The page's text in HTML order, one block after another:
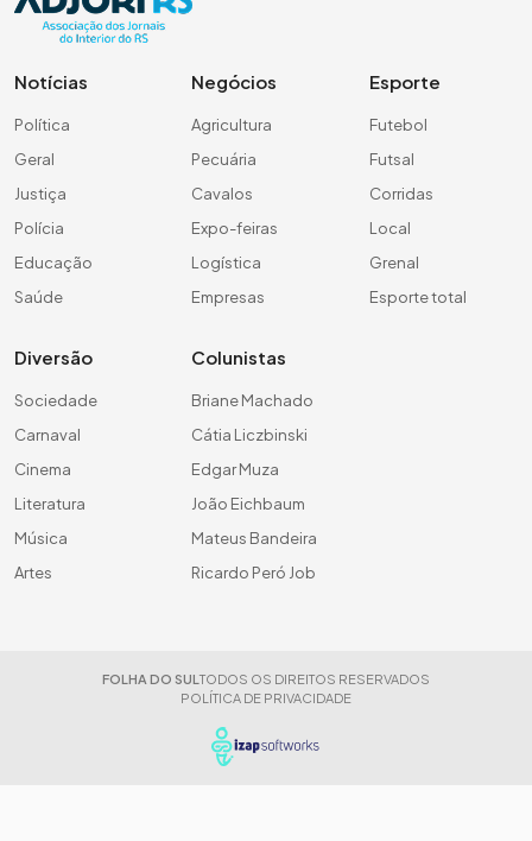
Notícias
Política
Geral
Justiça
Polícia
Educação
Saúde
Negócios
Agricultura
Pecuária
Cavalos
Expo-feiras
Logística
Empresas
Esporte
Futebol
Futsal
Corridas
Local
Grenal
Esporte total
Diversão
Sociedade
Carnaval
Cinema
Literatura
Música
Artes
Colunistas
Briane Machado
Cátia Liczbinski
Edgar Muza
João Eichbaum
Mateus Bandeira
Ricardo Peró Job
FOLHA DO SUL TODOS OS DIREITOS RESERVADOS
POLÍTICA DE PRIVACIDADE